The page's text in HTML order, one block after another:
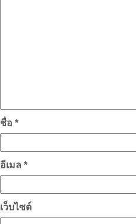
ชื่อ *
อีเมล *
เว็บไซต์